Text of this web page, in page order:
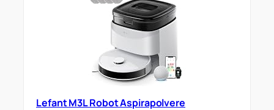
Lefant M3L Robot Aspirapolvere